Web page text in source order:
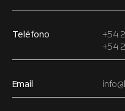
Teléfono
+54
+54
Email